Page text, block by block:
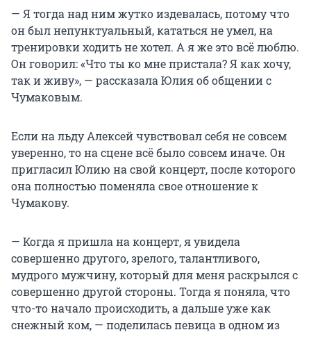
— Я тогда над ним жутко издевалась, потому что
он был непунктуальный, кататься не умел, на
тренировки ходить не хотел. А я же это всё люблю.
Он говорил: «Что ты ко мне пристала? Я как хочу,
так и живу», — рассказала Юлия об общении с
Чумаковым.
Если на льду Алексей чувствовал себя не совсем
уверенно, то на сцене всё было совсем иначе. Он
пригласил Юлию на свой концерт, после которого
она полностью поменяла свое отношение к
Чумакову.
— Когда я пришла на концерт, я увидела
совершенно другого, зрелого, талантливого,
мудрого мужчину, который для меня раскрылся с
совершенно другой стороны. Тогда я поняла, что
что-то начало происходить, а дальше уже как
снежный ком, — поделилась певица в одном из